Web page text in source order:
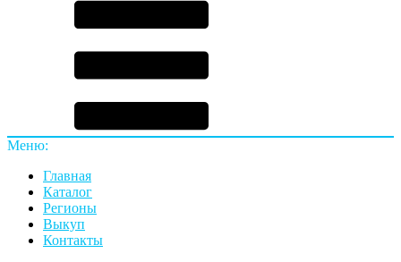
Меню:
Главная
Каталог
Регионы
Выкуп
Контакты